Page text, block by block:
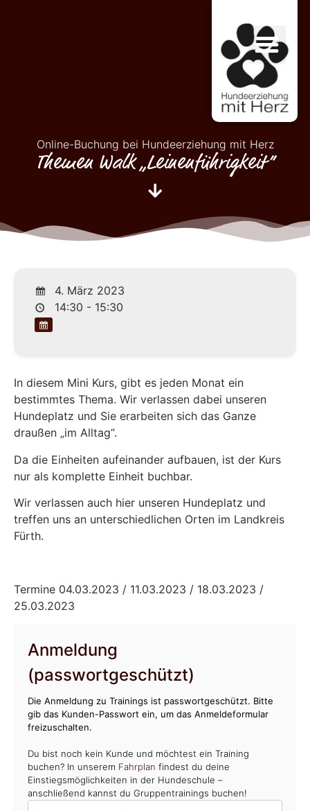
Online-Buchung bei Hundeerziehung mit Herz
Themen Walk „Leinenführigkeit“
4. März 2023
14:30 - 15:30
In diesem Mini Kurs, gibt es jeden Monat ein
bestimmtes Thema. Wir verlassen dabei unseren
Hundeplatz und Sie erarbeiten sich das Ganze
draußen „im Alltag“.
Da die Einheiten aufeinander aufbauen, ist der Kurs
nur als komplette Einheit buchbar.
Wir verlassen auch hier unseren Hundeplatz und
treffen uns an unterschiedlichen Orten im Landkreis
Fürth.
Termine 04.03.2023 / 11.03.2023 / 18.03.2023 /
25.03.2023
Anmeldung
(passwortgeschützt)
Die Anmeldung zu Trainings ist passwortgeschützt. Bitte
gib das Kunden-Passwort ein, um das Anmeldeformular
freizuschalten.
Du bist noch kein Kunde und möchtest ein Training
buchen? In unserem Fahrplan findest du deine
Einstiegsmöglichkeiten in der Hundeschule –
anschließend kannst du Gruppentrainings buchen!